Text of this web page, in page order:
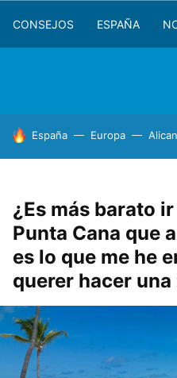
CONSEJOS ESPAÑA
HOY SE HABLA DE
España Europa
¿Es más barato
Punta Cana que
es lo que me he
querer hacer una